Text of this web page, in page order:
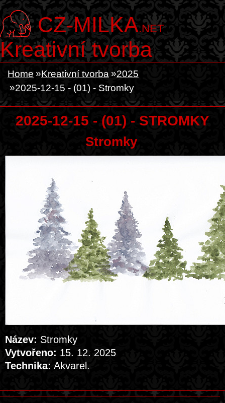
CZ-MILKA.NET
Kreativní tvorba
Home Kreativní tvorba
2025
2025-12-15 - (01) - Stromky
2025-12-15 - (01) - STROMKY
Stromky
Název: Stromky
Vytvořeno: 15. 12. 2025
Technika: Akvarel.